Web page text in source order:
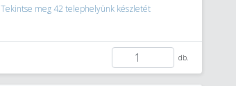
Tekintse meg 42 telephelyünk készletét
db.